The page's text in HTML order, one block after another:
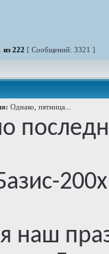
из 222 [ Сообщений: 3321 ]
Однако, пятница...
наш